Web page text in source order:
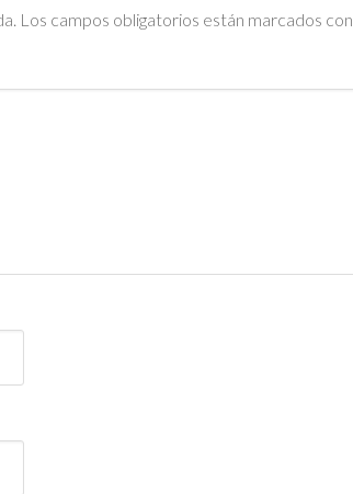
Los campos obligatorios están marcados con